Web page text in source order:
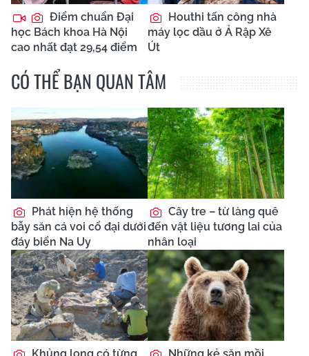
Điểm chuẩn Đại
học Bách khoa Hà Nội
cao nhất đạt 29,54 điểm
Houthi tấn công nhà
máy lọc dầu ở Ả Rập Xê
Út
CÓ THỂ BẠN QUAN TÂM
Phát hiện hệ thống
bẫy săn cá voi cổ đại dưới
đáy biển Na Uy
Cây tre – từ làng quê
đến vật liệu tương lai của
nhân loại